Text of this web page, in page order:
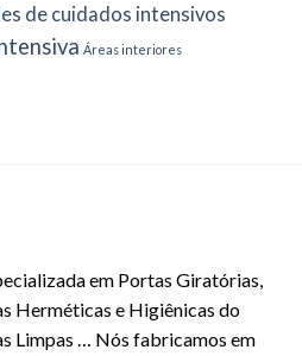
de cuidados intensivos
Áreas interiores
em Portas Giratórias,
Herméticas e Higiênicas do
Limpas … Nós fabricamos em